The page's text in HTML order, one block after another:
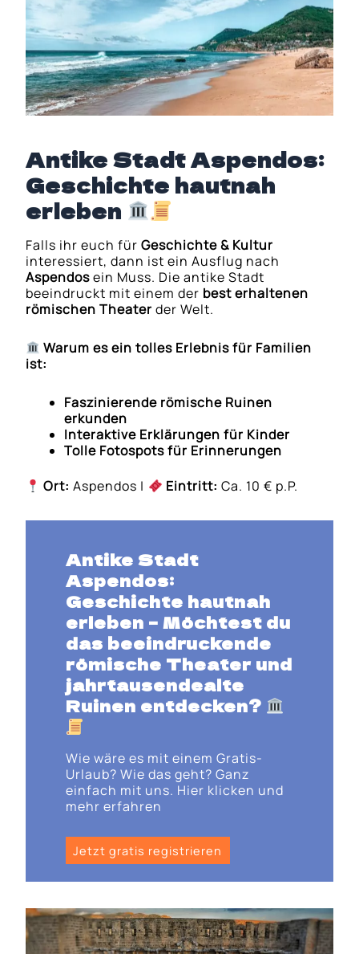
Antike Stadt Aspendos:
Geschichte hautnah
erleben
Falls ihr euch fürGeschichte & Kultur
interessiert, dann ist ein Ausflug nach
Aspendosein Muss. Die antike Stadt
beeindruckt mit einem der best erhaltenen
römischen Theater der Welt.
Warum es ein tolles Erlebnis für Familien
ist:
Faszinierende römische Ruinen
erkunden
Interaktive Erklärungen für Kinder
Tolle Fotospots für Erinnerungen
Ort: Aspendos | Eintritt: Ca. 10 € p.P.
Antike Stadt
Aspendos:
Geschichte hautnah
erleben – Möchtest du
das beeindruckende
römische Theater und
jahrtausendealte
Ruinen entdecken?
Wie wäre es mit einem Gratis-
Urlaub? Wie das geht? Ganz
einfach mit uns. Hier klicken und
mehr erfahren
Jetzt gratis registrieren